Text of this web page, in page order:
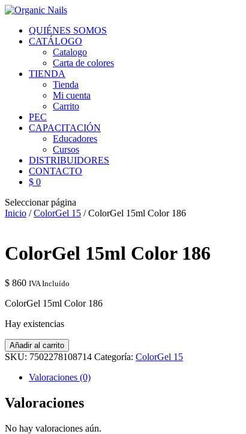
QUIÉNES SOMOS
CATÁLOGO
Catalogo
Carta de colores
TIENDA
Tienda
Mi cuenta
Carrito
PEC
CAPACITACIÓN
Educadores
Cursos
DISTRIBUIDORES
CONTACTO
$ 0
Seleccionar página
Inicio /ColorGel 15 / ColorGel 15ml Color 186
ColorGel 15ml Color 186
$ 860 IVA Incluído
ColorGel 15ml Color 186
Hay existencias
ColorGel
15ml
Añadir al carrito
SKU: 7502278108714 Categoría: ColorGel 15
Valoraciones (0)
Valoraciones
No hay valoraciones aún.